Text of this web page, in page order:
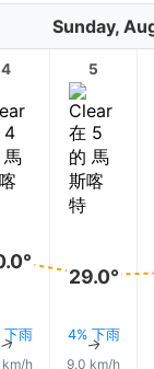
Sunday,
4
下雨
h
5
29.0°
4% 下雨
↑
9.0 km/h